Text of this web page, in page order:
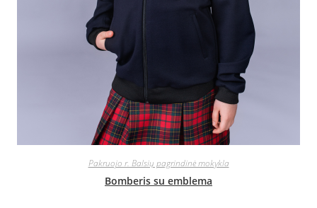
Pakruojo r. Balsių pagrindinė mokykla
Bomberis su emblema